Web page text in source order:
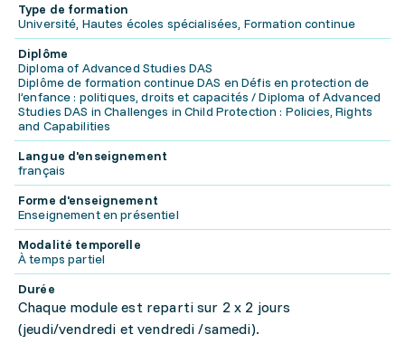
Type de formation
Université, Hautes écoles spécialisées, Formation continue
Diplôme
Diploma of Advanced Studies DAS
Diplôme de formation continue DAS en Défis en protection de
l’enfance : politiques, droits et capacités / Diploma of Advanced
Studies DAS in Challenges in Child Protection : Policies, Rights
and Capabilities
Langue d'enseignement
français
Forme d'enseignement
Enseignement en présentiel
Modalité temporelle
À temps partiel
Durée
Chaque module est reparti sur 2 x 2 jours
(jeudi/vendredi et vendredi /samedi).